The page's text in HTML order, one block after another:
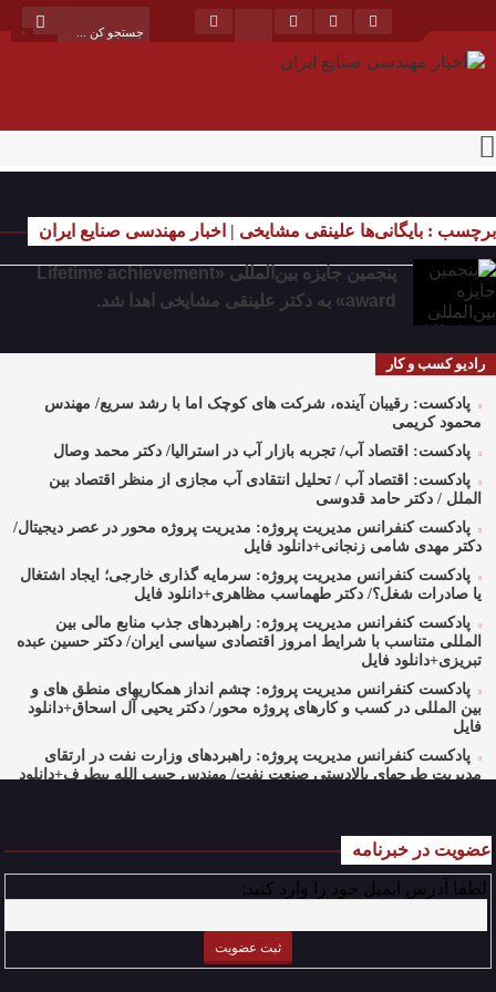
برچسب : بایگانی‌ها علینقی مشایخی | اخبار مهندسی صنایع ایران
پنجمین جایزه بین‌المللی «Lifetime achievement
award» به دکتر علینقی مشایخی اهدا شد.
رادیو کسب و کار
پادکست: رقیبان آینده، شرکت های کوچک اما با رشد سریع/ مهندس
محمود کریمی
پادکست: اقتصاد آب/ تجربه بازار آب در استرالیا/ دکتر محمد وصال
پادکست: اقتصاد آب / تحلیل انتقادی آب مجازی از منظر اقتصاد بین
الملل / دکتر حامد قدوسی
پادکست کنفرانس مدیریت پروژه: مدیریت پروژه محور در عصر دیجیتال/
دکتر مهدی شامی زنجانی+دانلود فایل
پادکست کنفرانس مدیریت پروژه: سرمایه گذاری خارجی؛ ایجاد اشتغال
یا صادرات شغل؟/ دکتر طهماسب مظاهری+دانلود فایل
پادکست کنفرانس مدیریت پروژه: راهبردهای جذب منابع مالی بین
المللی متناسب با شرایط امروز اقتصادی سیاسی ایران/ دکتر حسین عبده
تبریزی+دانلود فایل
پادکست کنفرانس مدیریت پروژه: چشم انداز همکاریهای منطق های و
بین المللی در کسب و کارهای پروژه محور/ دکتر یحیی آل اسحاق+دانلود
فایل
پادکست کنفرانس مدیریت پروژه: راهبردهای وزارت نفت در ارتقای
مدیریت طرحهای بالادستی صنعت نفت/ مهندس حبیب الله بیطرف+دانلود
محور/ دکتر محمد صبحیه+دانلود فایل
پادکست کنفرانس مدیریت: منتورینگ مدیران ارشد برای ارتقای
شایستگیهای کلیدی در فرایند استراتژی/ دکتر محمد ابویی اردکان+دانلود
پادکست کنفرانس مدیریت: چگونه سازمانهای خلاق تری بسازیم/ دکتر
عضویت در خبرنامه
لطفا آدرس ایمیل خود را وارد کنید: